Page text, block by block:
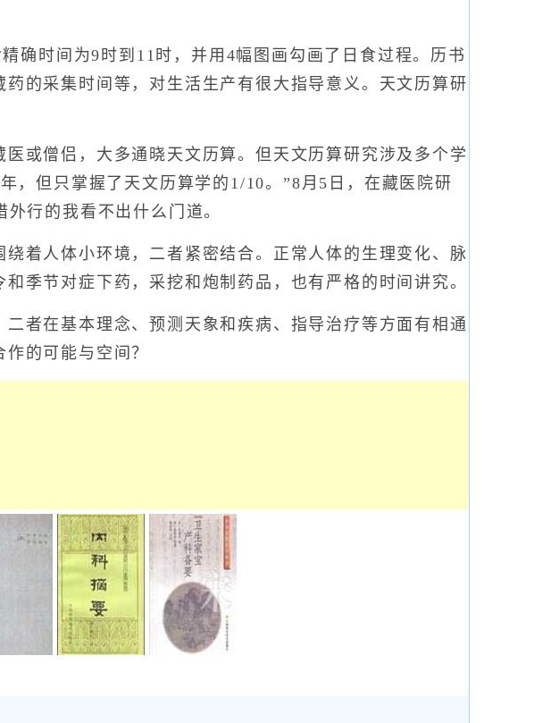
时间为9时到11时，并用4幅图画勾画了日食过程。历书
的采集时间等，对生活生产有很大指导意义。天文历算研
僧侣，大多通晓天文历算。但天文历算研究涉及多个学
，但只掌握了天文历算学的1/10。”8月5日，在藏医院研
行的我看不出什么门道。
人体小环境，二者紧密结合。正常人体的生理变化、脉
季节对症下药，采挖和炮制药品，也有严格的时间讲究。
在基本理念、预测天象和疾病、指导治疗等方面有相通
的可能与空间？